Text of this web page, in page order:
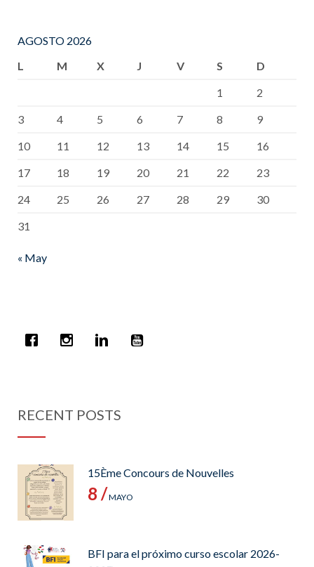
AGOSTO 2026
L
M X J V S
D
1
2
3
4 5 6 7 8
9
10
11 12 13 14 15
16
17
18 19 20 21 22
23
24
25 26 27 28 29
30
31
« May
RECENT POSTS
15Ème Concours de Nouvelles
8 /MAYO
BFI para el próximo curso escolar 2026-